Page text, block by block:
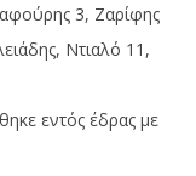
3, Ζαρίφης
Ντιαλό 11,
εντός έδρας με